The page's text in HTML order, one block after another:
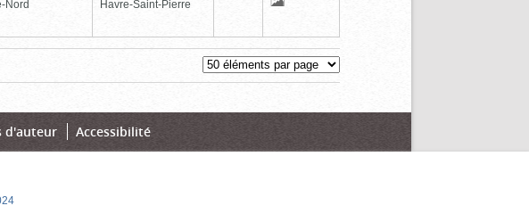
Nord Havre-Saint-Pierre
d'auteur Accessibilité